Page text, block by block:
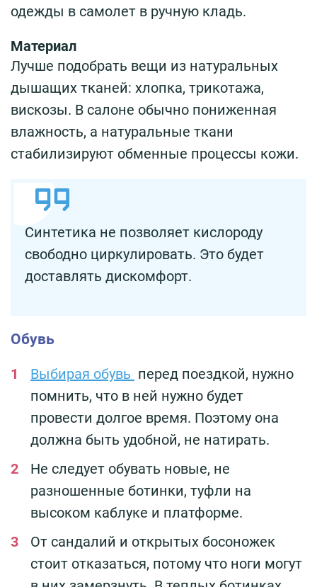
одежды в самолет в ручную кладь.
Материал
Лучше подобрать вещи из натуральных
дышащих тканей: хлопка, трикотажа,
вискозы. В салоне обычно пониженная
влажность, а натуральные ткани
стабилизируют обменные процессы кожи.
Синтетика не позволяет кислороду
свободно циркулировать. Это будет
доставлять дискомфорт.
Обувь
Выбирая обувь перед поездкой, нужно
помнить, что в ней нужно будет
провести долгое время. Поэтому она
должна быть удобной, не натирать.
Не следует обувать новые, не
разношенные ботинки, туфли на
высоком каблуке и платформе.
От сандалий и открытых босоножек
стоит отказаться, потому что ноги могут